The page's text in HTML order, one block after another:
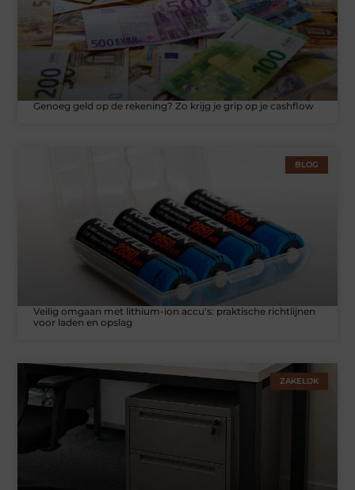
Genoeg geld op de rekening? Zo krijg je grip op je cashflow
BLOG
Veilig omgaan met lithium-ion accu's: praktische richtlijnen
voor laden en opslag
ZAKELIJK